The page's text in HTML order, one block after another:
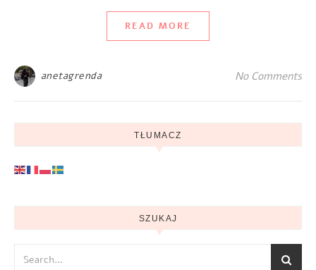
READ MORE
anetagrenda No Comments
TŁUMACZ
SZUKAJ